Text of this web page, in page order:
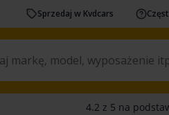
Sprzedaj w Kvdcars